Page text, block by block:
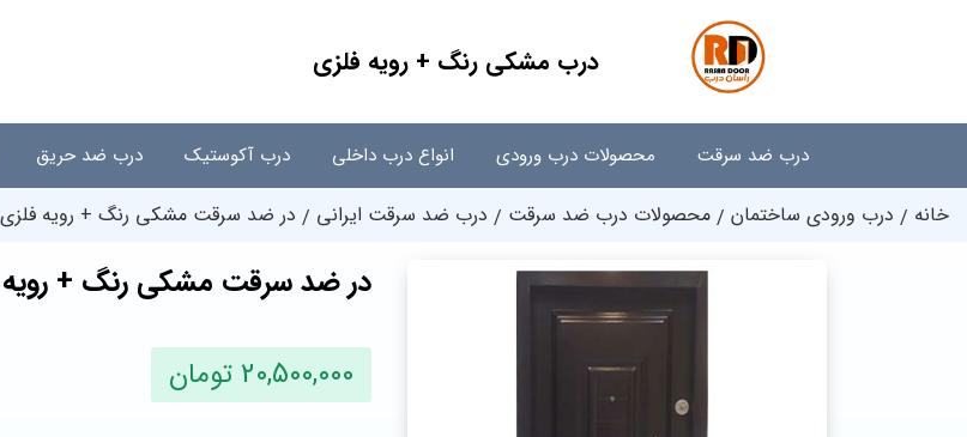
درب مشکی رنگ + رویه فلزی
درب ضد سرقت محصولات درب ورودی انواع درب داخلی درب آکوستیک درب ضد حریق
خانه درب ورودی ساختمان محصولات درب ضد سرقت درب ضد سرقت ایرانی در ضد سرقت مشکی رنگ + رویه فلزی
در ضد سرقت مشکی رنگ + رویه
20,500,000 تومان